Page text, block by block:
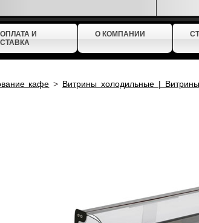
ОПЛАТА И
О КОМПАНИИ
кафе > Витрины холодильные |